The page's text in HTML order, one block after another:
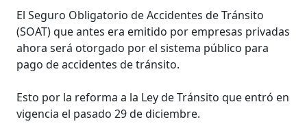
El Seguro Obligatorio de Accidentes de Tránsito
(SOAT) que antes era emitido por empresas privadas
ahora será otorgado por el sistema público para
pago de accidentes de tránsito.
Esto por la reforma a la Ley de Tránsito que entró en
vigencia el pasado 29 de diciembre.